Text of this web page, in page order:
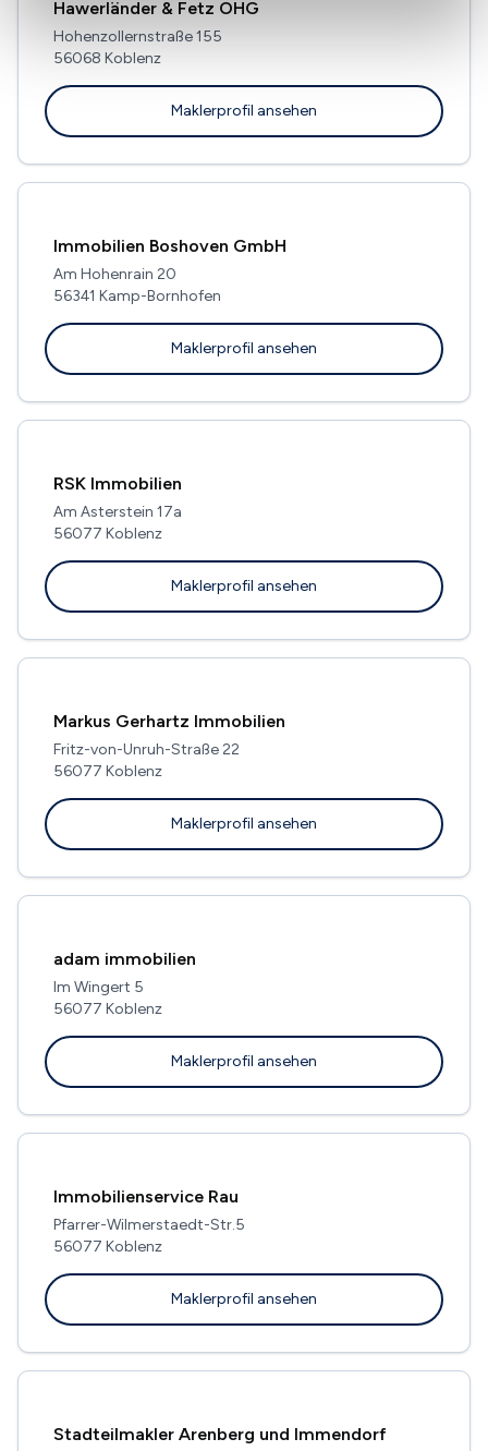
Hawerländer & Fetz OHG
Hohenzollernstraße 155
56068 Koblenz
Maklerprofil ansehen
Immobilien Boshoven GmbH
Am Hohenrain 20
56341 Kamp-Bornhofen
Maklerprofil ansehen
RSK Immobilien
Am Asterstein 17a
56077 Koblenz
Maklerprofil ansehen
Markus Gerhartz Immobilien
Fritz-von-Unruh-Straße 22
56077 Koblenz
Maklerprofil ansehen
adam immobilien
Im Wingert 5
56077 Koblenz
Maklerprofil ansehen
Immobilienservice Rau
Pfarrer-Wilmerstaedt-Str.5
56077 Koblenz
Maklerprofil ansehen
Stadteilmakler Arenberg und Immendorf